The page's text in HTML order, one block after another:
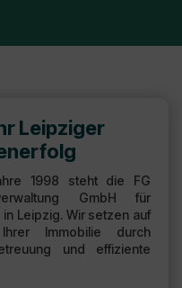
Leipziger
1998 steht die FG
GmbH für
Leipzig. Wir setzen auf
Immobilie durch
und effiziente